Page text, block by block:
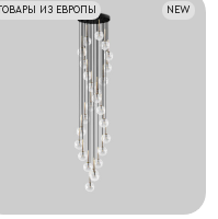
NEW
ТОВАРЫ ИЗ ЕВРОПЫ